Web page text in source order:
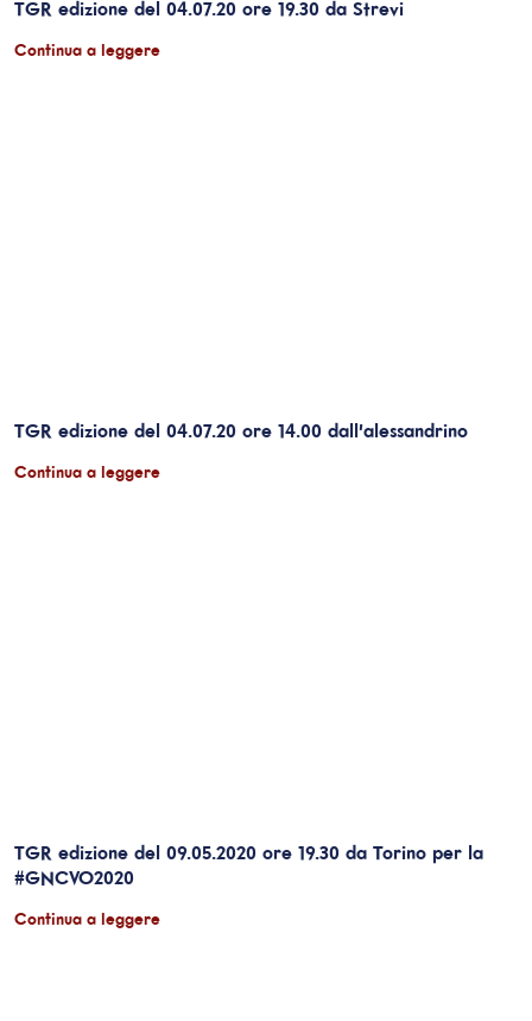
TGR edizione del 04.07.20 ore 19.30 da Strevi
Continua a leggere
TGR edizione del 04.07.20 ore 14.00 dall’alessandrino
Continua a leggere
TGR edizione del 09.05.2020 ore 19.30 da Torino per la
#GNCVO2020
Continua a leggere